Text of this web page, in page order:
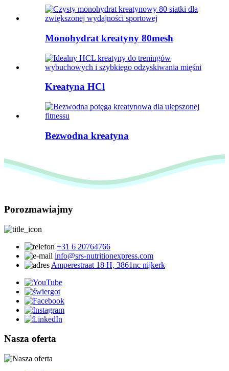
Monohydrat kreatyny 80mesh
Kreatyna HCl
Bezwodna kreatyna
Porozmawiajmy
+31 6 20764766
info@srs-nutritionexpress.com
Amperestraat 18 H, 3861nc nijkerk
Nasza oferta